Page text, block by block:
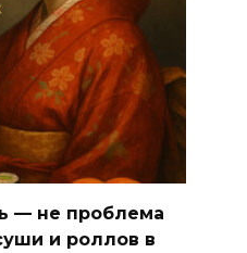
— не проблема
и роллов в